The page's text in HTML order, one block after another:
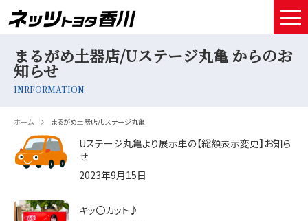
HOME
中古車情報
まるがめ土器店/Uステージ丸亀 からのお
知らせ
INRFORMATION
ホーム まるがめ土器店/Uステージ丸亀
Uステージ丸亀より展示車の【総額表示変更】お知ら
せ
2023年9月15日
キッ〇カット♪